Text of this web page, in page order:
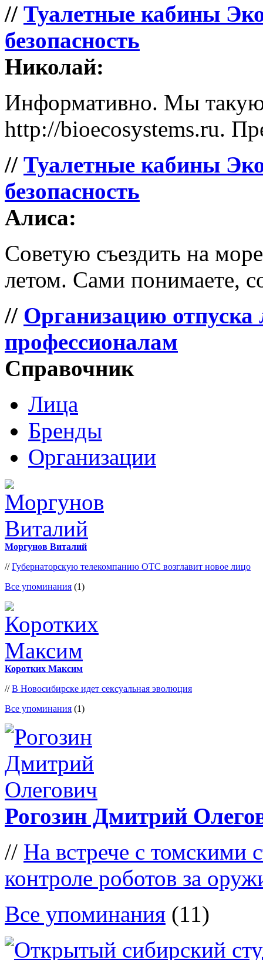
// Туалетные кабины
безопасность
Николай:
Информативно. Мы такую
http://bioecosystems.ru.
// Туалетные кабины
безопасность
Алиса:
Советую съездить на
летом. Сами понимаете,
// Организацию отпуска
профессионалам
Справочник
Лица
Бренды
Организации
Моргунов Виталий
//Губернаторскую телекомпанию ОТС возглавит новое лицо
Все упоминания (1)
Коротких Максим
//В Новосибирске идет сексуальная эволюция
Все упоминания (1)
Рогозин Дмитрий
// На встрече с томскими
контроле роботов за
Все упоминания (11)